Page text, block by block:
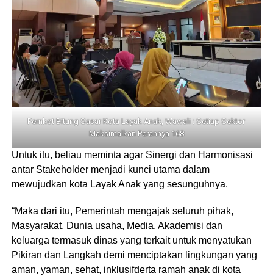
Pemkot Bitung Sasar Kota Layak Anak, Wawali : Setiap Sektor
Maksimalkan Perannya 168
Untuk itu, beliau meminta agar Sinergi dan Harmonisasi
antar Stakeholder menjadi kunci utama dalam
mewujudkan kota Layak Anak yang sesunguhnya.
“Maka dari itu, Pemerintah mengajak seluruh pihak,
Masyarakat, Dunia usaha, Media, Akademisi dan
keluarga termasuk dinas yang terkait untuk menyatukan
Pikiran dan Langkah demi menciptakan lingkungan yang
aman, yaman, sehat, inklusifderta ramah anak di kota